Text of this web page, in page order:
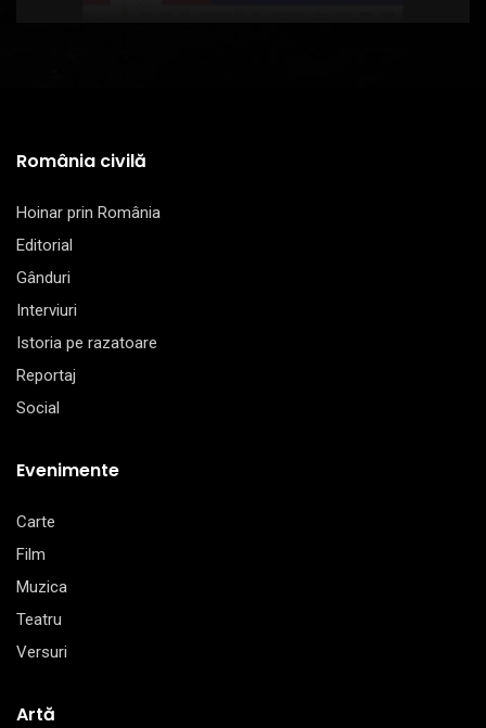
România civilă
Hoinar prin România
Editorial
Gânduri
Interviuri
Istoria pe razatoare
Reportaj
Social
Evenimente
Carte
Film
Muzica
Teatru
Versuri
Artă